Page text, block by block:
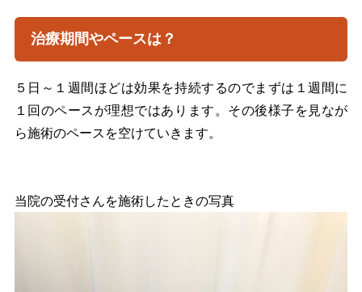
治療期間やペースは？
５日～１週間ほどは効果を持続するのでまずは１週間に
１回のペースが理想ではあります。その後様子を見なが
ら施術のペースを空けていきます。
当院の受付さんを施術したときの写真